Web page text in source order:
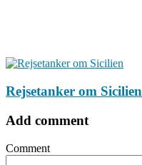
Rejsetanker om Sicilien
Add comment
Comment